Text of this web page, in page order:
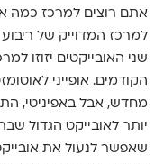
אתם רוצים למרכז כמה
למרכז המדוייק של
שני האובייקטים יזוזו
הקודמים. אופייני
מחדש, אבל באפיניטי,
יותר לאובייקט הגדול
שאפשר לנעול את